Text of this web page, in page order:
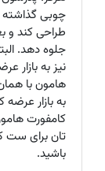
چوبی گذاشته
طراحی کند و
جلوه دهد.
نیز به بازار
هامون با
به بازار
کامفورت
تان برای ست
باشید.